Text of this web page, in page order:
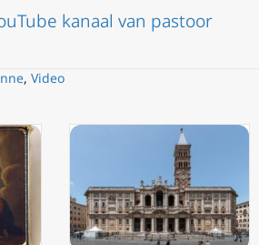
kanaal van pastoor
, Video